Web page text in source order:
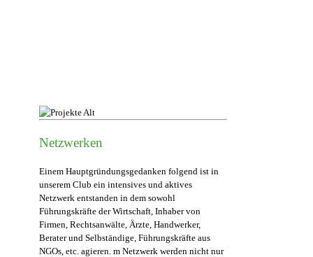
Netzwerken
Einem Hauptgründungsgedanken folgend ist in
unserem Club ein intensives und aktives
Netzwerk entstanden in dem sowohl
Führungskräfte der Wirtschaft, Inhaber von
Firmen, Rechtsanwälte, Ärzte, Handwerker,
Berater und Selbständige, Führungskräfte aus
NGOs, etc. agieren. m Netzwerk werden nicht nur